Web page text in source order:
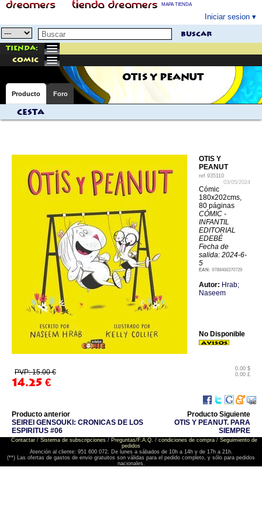
MAPA TIENDA
Iniciar sesion
buscar
Tienda:
comic
OTIS Y PEANUT
Producto Foro
Cesta
OTIS Y
PEANUT
ref 935110
03/05/2024
Cómic
180x202cms,
80 páginas
CÓMIC -
INFANTIL
EDITORIAL
EDEBÉ
Fecha de
salida: 2024-6-
5
EAN: 9788468370729
Autor: Hrab;
Naseem
PVP: 15.00 €
14.25 €
0.00 $
0.00 £
No Disponible
Producto anterior
SEIREI GENSOUKI: CRONICAS DE LOS
ESPIRITUS #06
Producto Siguiente
OTIS Y PEANUT. PARA
SIEMPRE
Contactar/ Sistema de subscripciones/ Preguntas/F.A.Q. / condiciones de compra/ Seguimiento de
pedidos
Atención al cliente: 951 600 072. De lunes a sábados de 10h a 14h y de 17h a 21h.
(**) Las ofertas de gastos de envio gratuitos son válidas para el pedido completo, y sólo para pedidos
nacionales.